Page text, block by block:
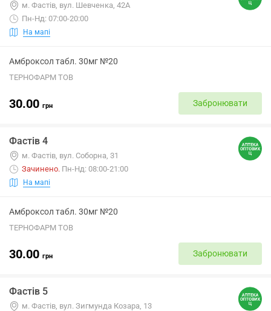
м. Фастів, вул. Шевченка, 42А
Пн-Нд: 07:00-20:00
На мапі
Амброксол табл. 30мг №20
ТЕРНОФАРМ ТОВ
30.00 грн Забронювати
Фастів 4
м. Фастів, вул. Соборна, 31
Зачинено. Пн-Нд: 08:00-21:00
На мапі
Амброксол табл. 30мг №20
ТЕРНОФАРМ ТОВ
30.00 грн Забронювати
Фастів 5
м. Фастів, вул. Зигмунда Козара, 13